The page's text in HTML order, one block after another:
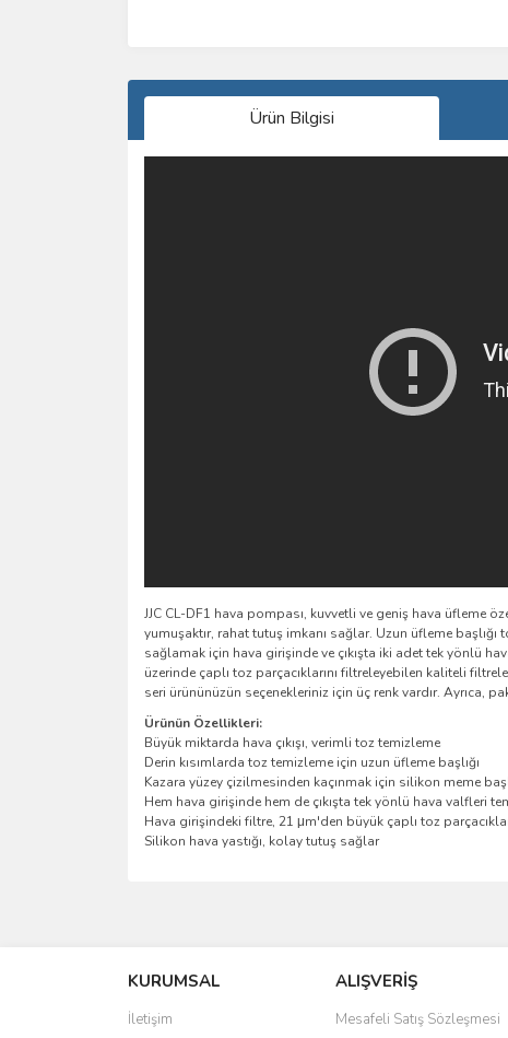
Ürün Bilgisi
JJC CL-DF1 hava pompası, kuvvetli ve geniş hava üfleme
yumuşaktır, rahat tutuş imkanı sağlar. Uzun üfleme
sağlamak için hava girişinde ve çıkışta iki adet tek yönlü
üzerinde çaplı toz parçacıklarını filtreleyebilen kaliteli
seri ürününüzün seçenekleriniz için üç renk vardır. Ayrıca,
Ürünün Özellikleri:
Büyük miktarda hava çıkışı, verimli toz temizleme
Derin kısımlarda toz temizleme için uzun üfleme başlığı
Kazara yüzey çizilmesinden kaçınmak için silikon meme
Hem hava girişinde hem de çıkışta tek yönlü hava valfleri
Hava girişindeki filtre, 21 μm'den büyük çaplı toz
Silikon hava yastığı, kolay tutuş sağlar
Ürün resmi kalitesiz, bozuk veya görüntülenemiyor.
Ürün açıklamasında eksik bilgiler bulunuyor.
KURUMSAL
İletişim
ALIŞVERİŞ
Mesafeli Satış Sözleşmesi